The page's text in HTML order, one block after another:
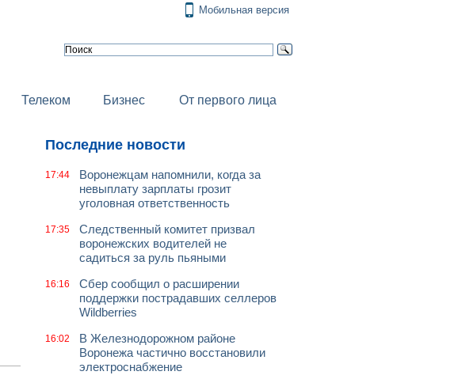
Мобильная версия
Телеком Бизнес От первого лица
Последние новости
17:44
Воронежцам напомнили, когда за
невыплату зарплаты грозит
уголовная ответственность
17:35
Следственный комитет призвал
воронежских водителей не
садиться за руль пьяными
16:16
Сбер сообщил о расширении
поддержки пострадавших селлеров
Wildberries
16:02
В Железнодорожном районе
Воронежа частично восстановили
электроснабжение